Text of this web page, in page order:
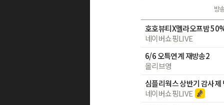
방
호호뷰티X멜라오프밤
네이버쇼핑LIVE
6/6 오특연계 재방송2
올리브영
네이버쇼핑LIVE